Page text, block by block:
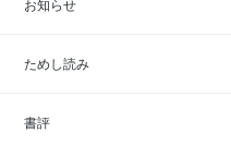
お知らせ
ためし読み
書評